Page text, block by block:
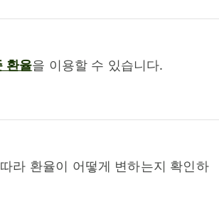
환율을 이용할 수 있습니다.
라 환율이 어떻게 변하는지 확인하